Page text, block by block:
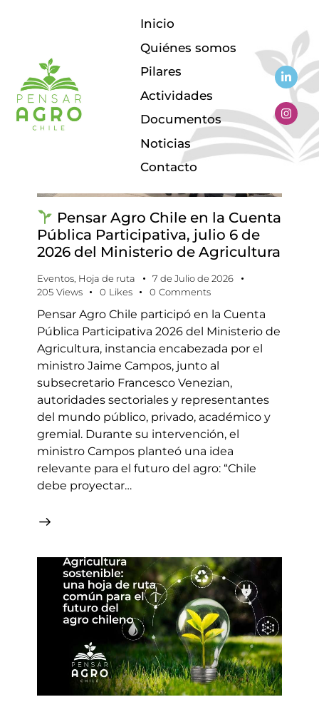
Inicio
Quiénes somos
Pilares
Actividades
Documentos
Noticias
Contacto
Pensar Agro Chile en la Cuenta
Pública Participativa, julio 6 de
2026 del Ministerio de Agricultura
Eventos, Hoja de ruta
7 de Julio de 2026
205 Views 0 Likes 0 Comments
Pensar Agro Chile participó en la Cuenta
Pública Participativa 2026 del Ministerio de
Agricultura, instancia encabezada por el
ministro Jaime Campos, junto al
subsecretario Francesco Venezian,
autoridades sectoriales y representantes
del mundo público, privado, académico y
gremial. Durante su intervención, el
ministro Campos planteó una idea
relevante para el futuro del agro: “Chile
debe proyectar…